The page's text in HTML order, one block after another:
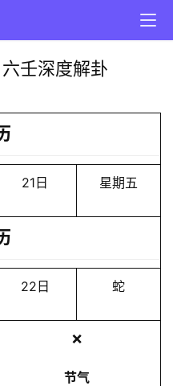
壬深度解卦
21日 星期五
22日 蛇
❌
节气